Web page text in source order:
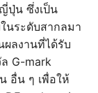
ปุ่น ซึ่งเป็น
นระดับสากลมา
ลงานที่ได้รับ
ล G-mark
อื่น ๆ เพื่อให้